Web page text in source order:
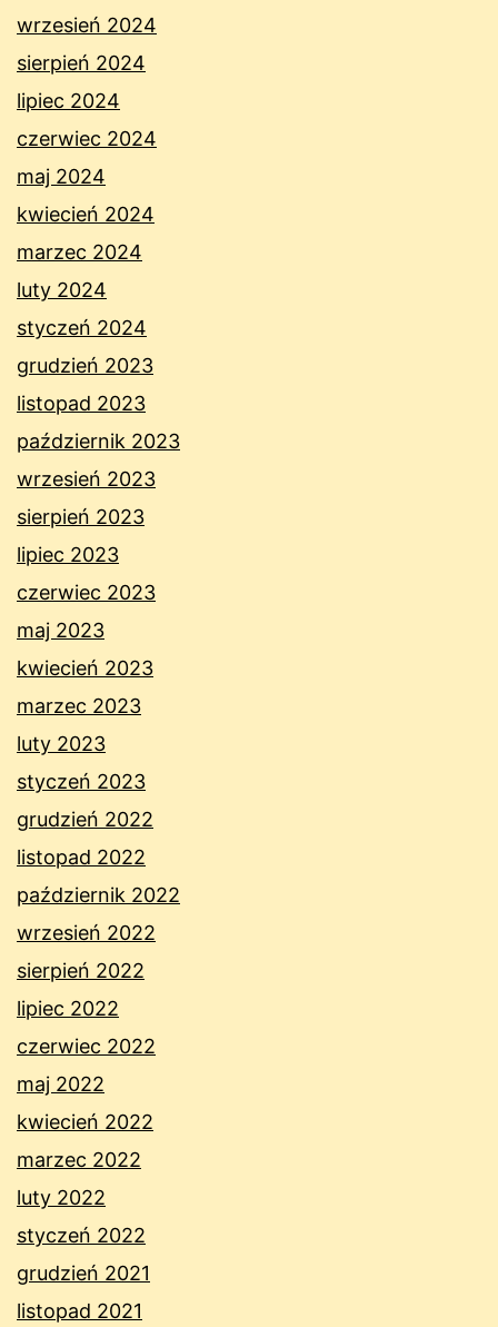
wrzesień 2024
sierpień 2024
lipiec 2024
czerwiec 2024
maj 2024
kwiecień 2024
marzec 2024
luty 2024
styczeń 2024
grudzień 2023
listopad 2023
październik 2023
wrzesień 2023
sierpień 2023
lipiec 2023
czerwiec 2023
maj 2023
kwiecień 2023
marzec 2023
luty 2023
styczeń 2023
grudzień 2022
listopad 2022
październik 2022
wrzesień 2022
sierpień 2022
lipiec 2022
czerwiec 2022
maj 2022
kwiecień 2022
marzec 2022
luty 2022
styczeń 2022
grudzień 2021
listopad 2021